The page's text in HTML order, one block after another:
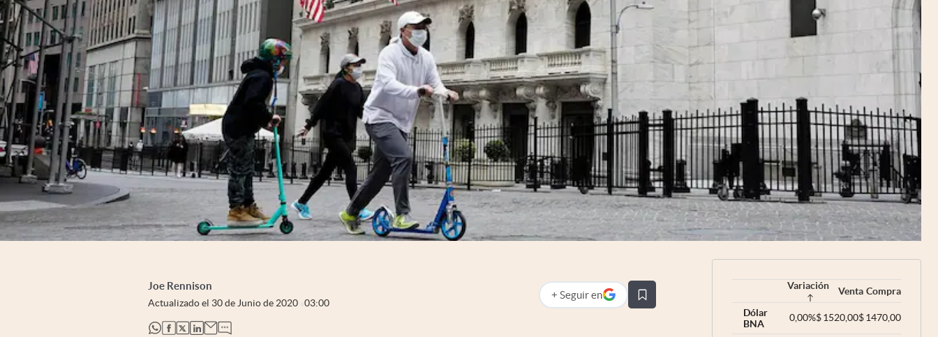
Joe Rennison
Actualizado el 30 de Junio de 2020 03:00
+ Seguir en
abre en nueva pestaña
abre en nueva pestaña
abre en nueva pestaña
abre en nueva pestaña
abre en nueva pestaña
Variación Venta Compra
Dólar
BNA
0,00%$1520,00$1470,00